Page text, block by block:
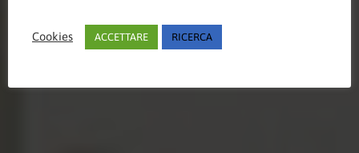
aeroportuali
Cookies ACCETTARE RICERCA